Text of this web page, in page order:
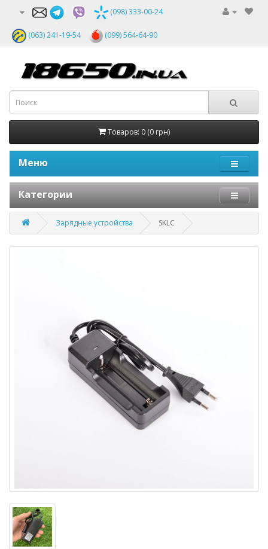
(098) 333-00-24
(063) 241-19-54 (099) 564-64-90
Товаров: 0 (0 грн)
Меню
Категории
Зарядные устройства SKLC